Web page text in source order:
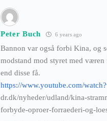
Peter Buch 6 years ago
Bannon var også forbi Kina, og
modstand mod styret med
end disse få.
https://www.youtube.com/
dr.dk/nyheder/udland/kina-
forbyde-oproer-forraederi-og-